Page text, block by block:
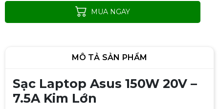
MUA NGAY
MÔ TẢ SẢN PHẨM
Sạc Laptop Asus 150W 20V –
7.5A Kim Lớn